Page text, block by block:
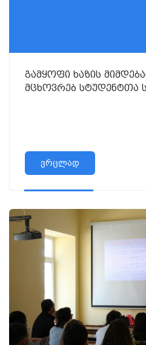
გამყოფი ხაზის
მცხოვრებ სტუდენტთა
ვრცლად